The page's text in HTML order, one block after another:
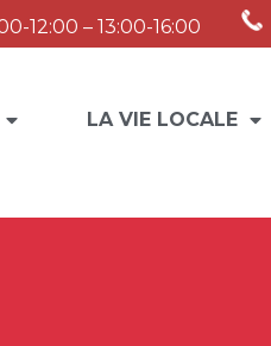
12:00 – 13:00-16:00
LA VIE LOCALE